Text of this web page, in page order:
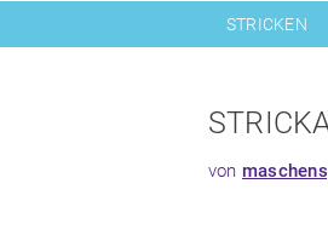
überspringen
STRICKEN
von